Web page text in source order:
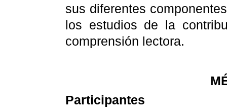
sus diferentes
los estudios de la
comprensión lectora.
Participantes